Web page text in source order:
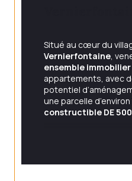
Situé au cœur du
Vernierfontaine,
ensemble immobilier
appartements, avec
potentiel
une parcelle d’environ
constructible DE